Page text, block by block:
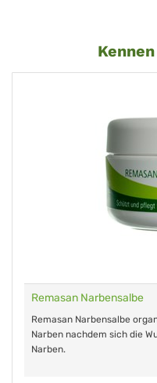
Remasan Narbensalbe
Remasan Narbensalbe
Narben nachdem sich die
Narben.